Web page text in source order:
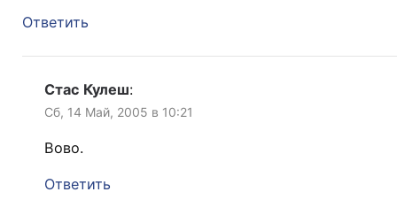
Ответить
Стас Кулеш:
Сб, 14 Май, 2005 в 10:21
Вово.
Ответить